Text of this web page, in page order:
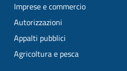
Imprese e commercio
Autorizzazioni
Appalti pubblici
Agricoltura e pesca